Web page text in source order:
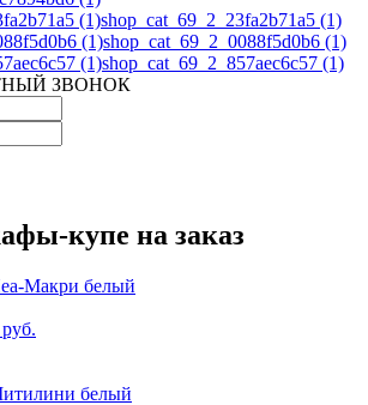
shop_cat_69_2_23fa2b71a5 (1)
shop_cat_69_2_0088f5d0b6 (1)
shop_cat_69_2_857aec6c57 (1)
ЗВОНОК
купе на заказ
Макри белый
руб.
белый